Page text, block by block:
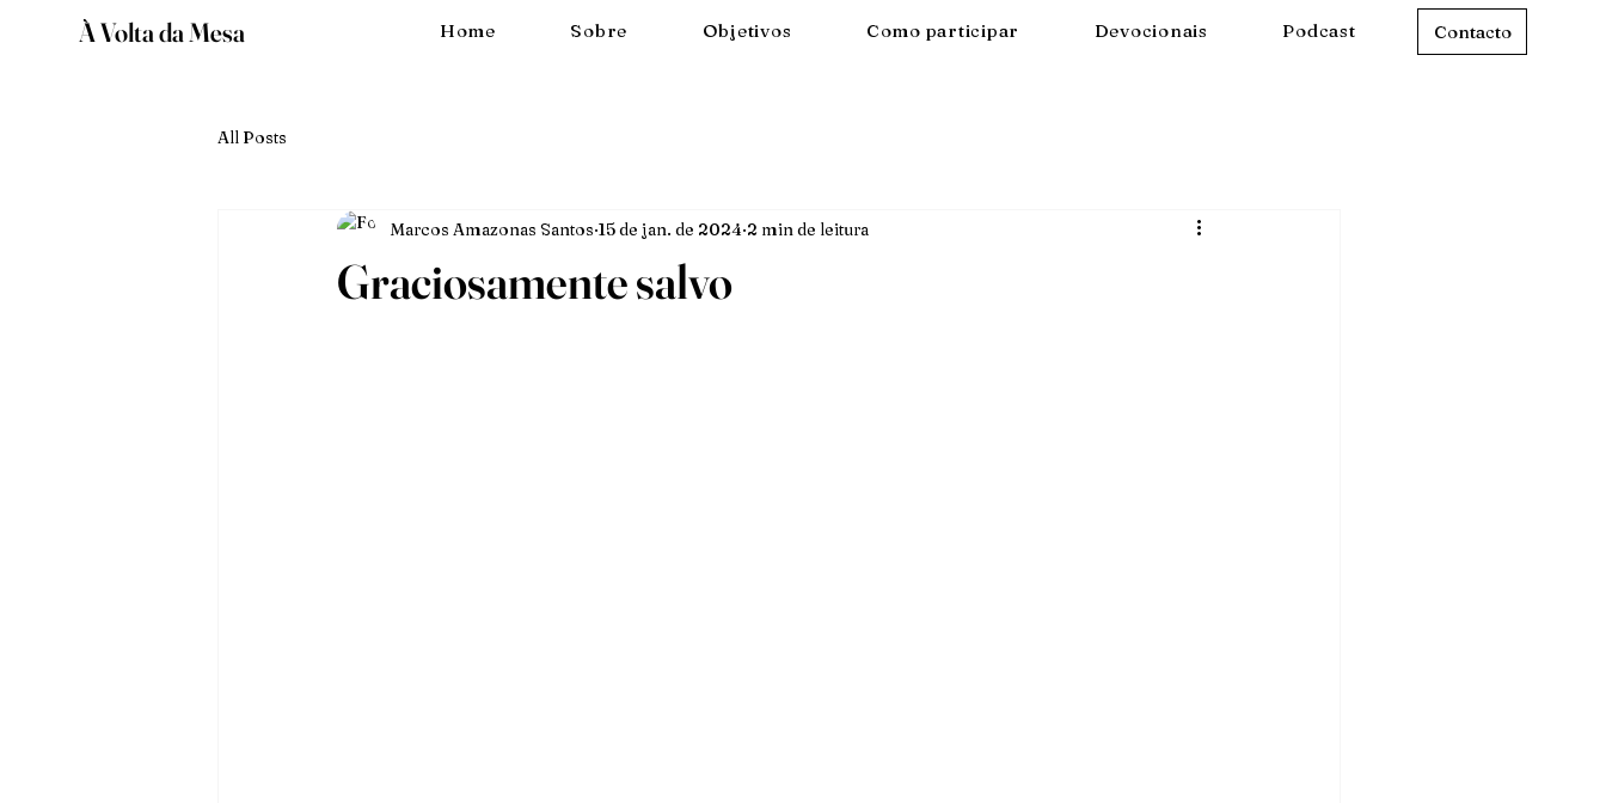
À Volta da Mesa Home Sobre Objetivos Como participar Devocionais Podcast Contacto
All Posts
Graciosamente salvo
Marcos Amazonas Santos 15 de jan. de 2024 2 min de leitura